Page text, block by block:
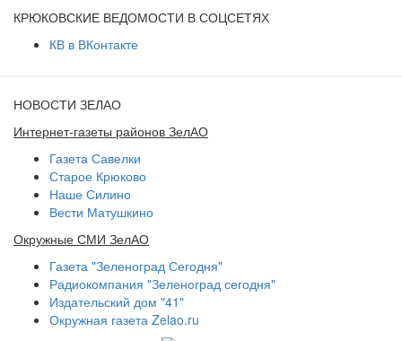
КРЮКОВСКИЕ ВЕДОМОСТИ В СОЦСЕТЯХ
КВ в ВКонтакте
НОВОСТИ ЗЕЛАО
Интернет-газеты районов ЗелАО
Газета Савелки
Старое Крюково
Наше Силино
Вести Матушкино
Окружные СМИ ЗелАО
Газета "Зеленоград Сегодня"
Радиокомпания "Зеленоград сегодня"
Издательский дом "41"
Окружная газета Zelao.ru